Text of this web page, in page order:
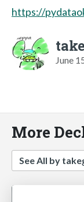
https://
June
More
See All by